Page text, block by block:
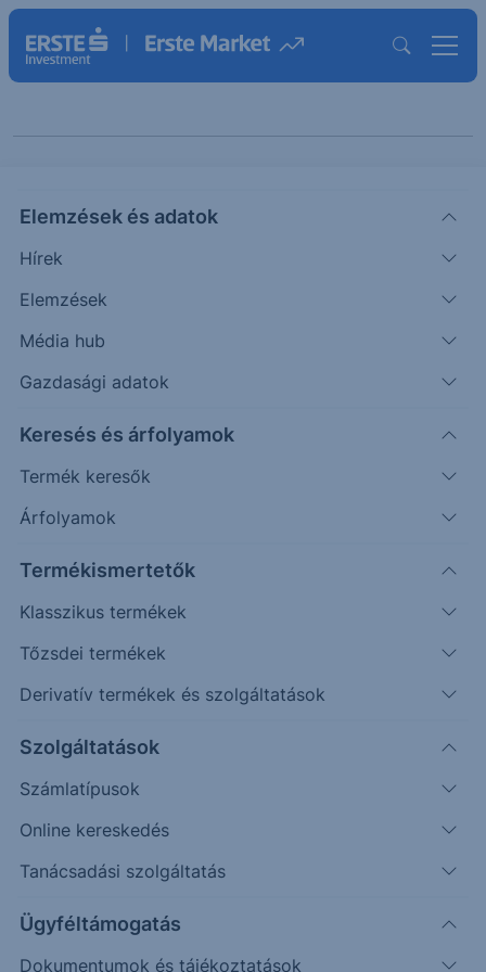
Elemzések és adatok
Hírek
Elemzések
Média hub
Gazdasági adatok
Keresés és árfolyamok
Termék keresők
Árfolyamok
Termékismertetők
Klasszikus termékek
Tőzsdei termékek
Derivatív termékek és szolgáltatások
Szolgáltatások
Számlatípusok
Online kereskedés
Tanácsadási szolgáltatás
Ügyféltámogatás
Dokumentumok és tájékoztatások
Témák szerint
Keresés
53 találat cikkeink között
SZTORI